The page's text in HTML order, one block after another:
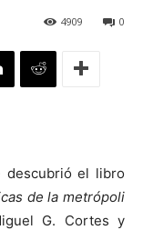
0
4909
descubrió el libro
de la metrópoli
G. Cortes y